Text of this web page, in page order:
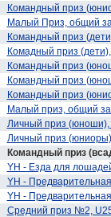
Командный приз
Малый Приз, общий
Командный приз
Комадный приз
Командный приз
Командный приз
Командный приз
Малый приз, общий
Личный приз
Личный приз
Командный приз
YH - Езда для
YH -
YH -
Средний приз №2,